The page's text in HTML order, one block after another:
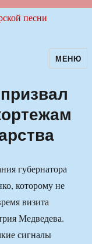
МЕНЮ
губернатора
которому не
визита
Медведева.
сигналы